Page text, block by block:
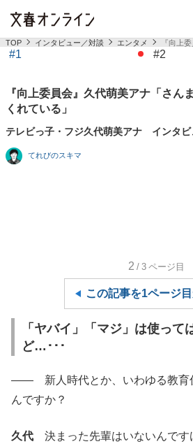
TOP インタビュー／対談 エンタメ 『向上
#1 #2
『向上委員会』久代萌美アナ「さん
くれている」
テレビっ子・フジ久代萌美アナ インタビ
てれびのスキマ
2 /3 ページ目
この記事を1ページ
「ヤバイ」「マジ」は使って
ど…･･･
―― 新人時代とか、いわゆる教育
んですか？
久代 決まった先輩はいないんです